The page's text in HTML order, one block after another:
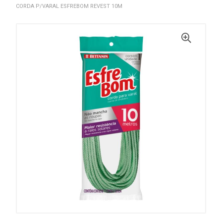
CORDA P/VARAL ESFREBOM REVEST 10M